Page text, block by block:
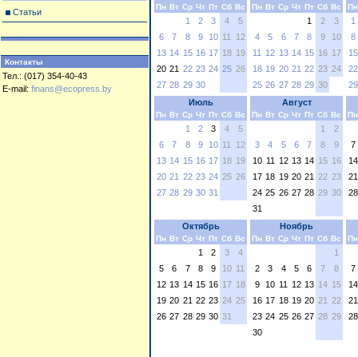
Статьи
Контакты
Тел.: (017) 354-40-43
E-mail: finans@ecopress.by
Пн Вт Ср Чт Пт Сб Вс
1 2 3 4
5
6
7 8 9 10 11
12
13 14 15 16 17 18 19
20 21 22 23 24 25 26
27 28 29 30
Пн Вт Ср Чт Пт Сб Вс
1 2
3
4
5 6 7 8 9
10
11
12 13 14 15 16 17
18 19 20 21 22 23 24
25 26 27 28 29 30
Пн
1
8
15
22
29
Июль
Пн Вт Ср Чт Пт Сб Вс
1 2 3 4
5
6
7 8 9 10 11
12
13 14 15 16 17 18 19
20 21 22 23 24 25 26
27 28 29 30 31
Август
Пн Вт Ср Чт Пт Сб Вс
1
2
3
4 5 6 7 8
9
10 11 12 13 14 15 16
17 18 19 20 21 22 23
24 25 26 27 28 29 30
31
Пн
7
14
21
28
Октябрь
Пн Вт Ср Чт Пт Сб Вс
1 2 3
4
5
6 7 8 9 10 11
12 13 14 15 16 17 18
19 20 21 22 23 24 25
26 27 28 29 30 31
Ноябрь
Пн Вт Ср Чт Пт Сб Вс
1
2
3 4 5 6 7
8
9
10 11 12 13 14 15
16 17 18 19 20 21 22
23 24 25 26 27 28 29
30
Пн
7
14
21
28